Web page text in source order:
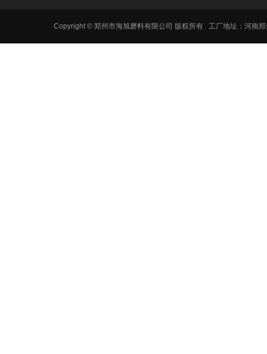
Copyright © 郑州市海旭磨料有限公司 版权所有 工厂地址：河